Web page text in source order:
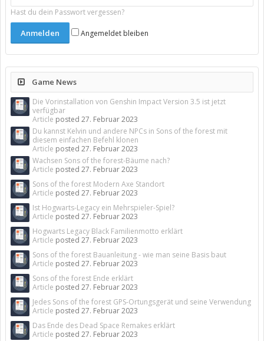
Hast du dein Passwort vergessen?
Angemeldet bleiben
Game News
Die Vorinstallation von Genshin Impact Version 3.5 ist jetzt
verfügbar
Article posted 27. Februar 2023
Du kannst Kelvin und andere NPCs in Sons of the forest mit
diesem einfachen Befehl klonen
Article posted 27. Februar 2023
Wachsen Sons of the forest-Bäume nach?
Article posted 27. Februar 2023
Sons of the forest Modern Axe Standort
Article posted 27. Februar 2023
Ist Hogwarts-Legacy ein Mehrspieler-Spiel?
Article posted 27. Februar 2023
Hogwarts Legacy Black Familienmotto erklärt
Article posted 27. Februar 2023
Sons of the forest Bauanleitung - wie man seine Basis baut
Article posted 27. Februar 2023
Sons of the forest Ende erklärt
Article posted 27. Februar 2023
Jedes Sons of the forest GPS-Ortungsgerät und seine Verwendung
Article posted 27. Februar 2023
Das Ende des Dead Space Remakes erklärt
Article posted 27. Februar 2023